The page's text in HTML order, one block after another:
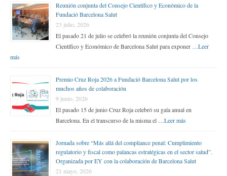
Reunión conjunta del Consejo Científico y Económico de la
Fundació Barcelona Salut
23 julio, 2026
El pasado 21 de julio se celebró la reunión conjunta del Consejo
Científico y Económico de Barcelona Salut para exponer … Leer
más
Premio Cruz Roja 2026 a Fundació Barcelona Salut por los
muchos años de colaboración
9 junio, 2026
El pasado 15 de junio Cruz Roja celebró su gala anual en
Barcelona. En el transcurso de la misma el … Leer más
Jornada sobre “Más allá del compliance penal: Cumplimiento
regulatorio y fiscal como palancas estratégicas en el sector salud”.
Organizada por EY con la colaboración de Barcelona Salut
21 mayo, 2026